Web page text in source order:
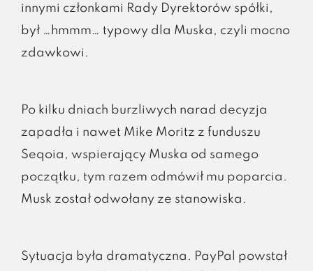
innymi członkami Rady Dyrektorów spółki,
był …hmmm… typowy dla Muska, czyli mocno
zdawkowi.
Po kilku dniach burzliwych narad decyzja
zapadła i nawet Mike Moritz z funduszu
Seqoia, wspierający Muska od samego
początku, tym razem odmówił mu poparcia.
Musk został odwołany ze stanowiska.
Sytuacja była dramatyczna. PayPal powstał